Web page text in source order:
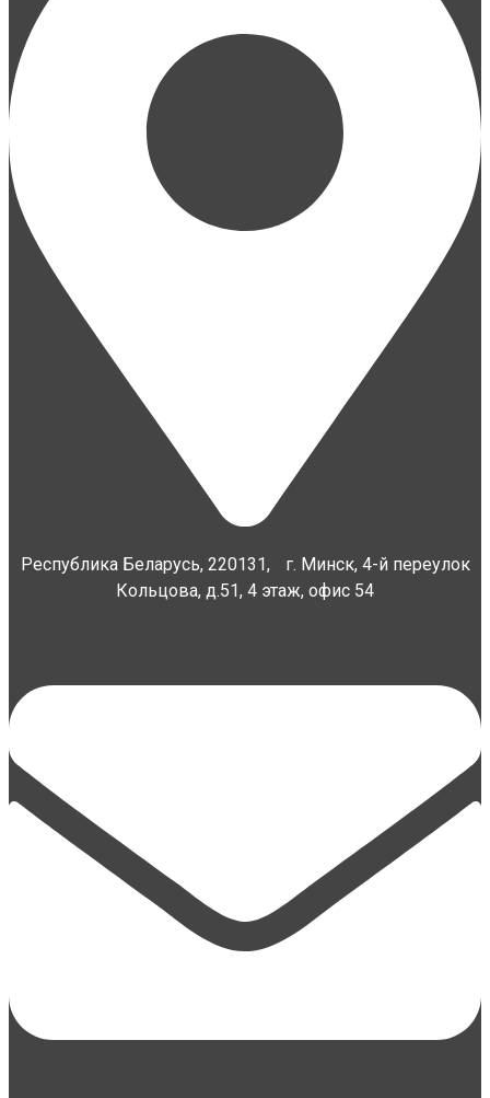
Республика Беларусь, 220131, г. Минск, 4-й переулок
Кольцова, д.51, 4 этаж, офис 54